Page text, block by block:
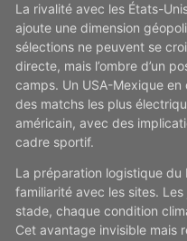
La rivalité avec les États-
ajoute une dimension
sélections ne peuvent se
directe, mais l’ombre d’un
camps. Un USA-Mexique en
des matchs les plus
américain, avec des
cadre sportif.
La préparation logistique
familiarité avec les sites.
stade, chaque condition
Cet avantage invisible mais